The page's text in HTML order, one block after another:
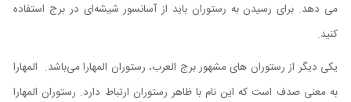
می دهد. برای رسیدن به رستوران باید از آسانسور شیشه‌ای در برج استفاده
کنید.
یکی دیگر از رستوران های مشهور برج العرب، رستوران المهارا می‌باشد. المهارا
به معنی صدف است که این نام با ظاهر رستوران ارتباط دارد. رستوران المهارا